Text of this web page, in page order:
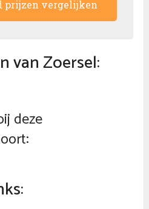
prijzen vergelijken
van Zoersel:
deze